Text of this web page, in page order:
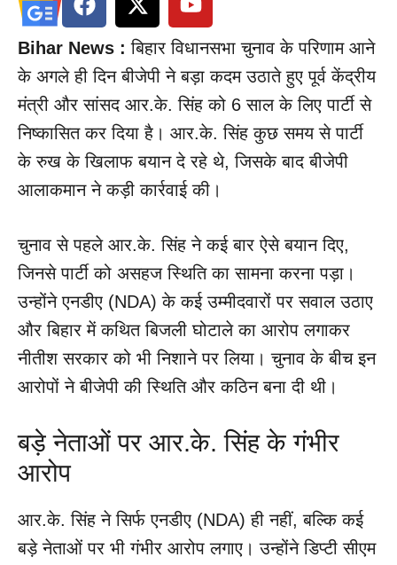
Bihar News : बिहार विधानसभा चुनाव के परिणाम आने
के अगले ही दिन बीजेपी ने बड़ा कदम उठाते हुए पूर्व केंद्रीय
मंत्री और सांसद आर.के. सिंह को 6 साल के लिए पार्टी से
निष्कासित कर दिया है। आर.के. सिंह कुछ समय से पार्टी
के रुख के खिलाफ बयान दे रहे थे, जिसके बाद बीजेपी
आलाकमान ने कड़ी कार्रवाई की।
चुनाव से पहले आर.के. सिंह ने कई बार ऐसे बयान दिए,
जिनसे पार्टी को असहज स्थिति का सामना करना पड़ा।
उन्होंने एनडीए (NDA) के कई उम्मीदवारों पर सवाल उठाए
और बिहार में कथित बिजली घोटाले का आरोप लगाकर
नीतीश सरकार को भी निशाने पर लिया। चुनाव के बीच इन
आरोपों ने बीजेपी की स्थिति और कठिन बना दी थी।
बड़े नेताओं पर आर.के. सिंह के गंभीर
आरोप
आर.के. सिंह ने सिर्फ एनडीए (NDA) ही नहीं, बल्कि कई
बड़े नेताओं पर भी गंभीर आरोप लगाए। उन्होंने डिप्टी सीएम